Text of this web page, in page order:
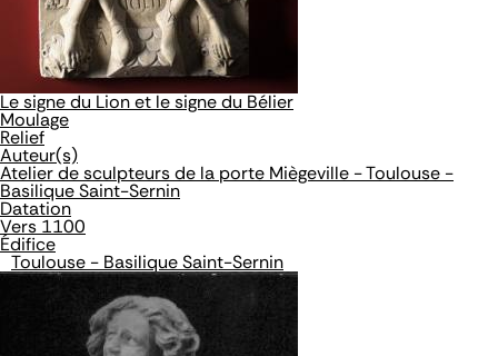
Le signe du Lion et le signe du Bélier
Moulage
Relief
Auteur(s)
Atelier de sculpteurs de la porte Miègeville - Toulouse -
Basilique Saint-Sernin
Datation
Vers 1100
Édifice
Toulouse - Basilique Saint-Sernin